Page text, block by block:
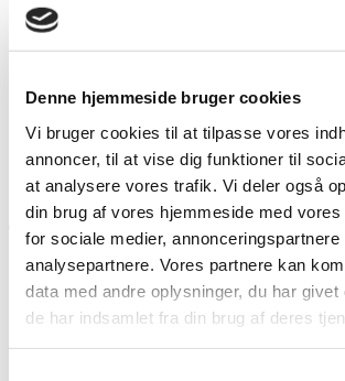
Denne hjemmeside bruger cookies
Vi bruger cookies til at tilpasse vores
annoncer, til at vise dig funktioner til
at analysere vores trafik. Vi deler også
din brug af vores hjemmeside med vores
for sociale medier, annonceringspartnere
analysepartnere. Vores partnere kan
data med andre oplysninger, du har givet
de har indsamlet fra din brug af deres
International ladning
Teknisk viden om
Ordbog for elbiler
Elbilbatterier
Elbilers klimapåvirkning
Offentlig
Overvejelser om elbiler
Hvordan fremmer kommuner
Love og regler for det offentlige
Guides til offentlige
Cases fra kommuner